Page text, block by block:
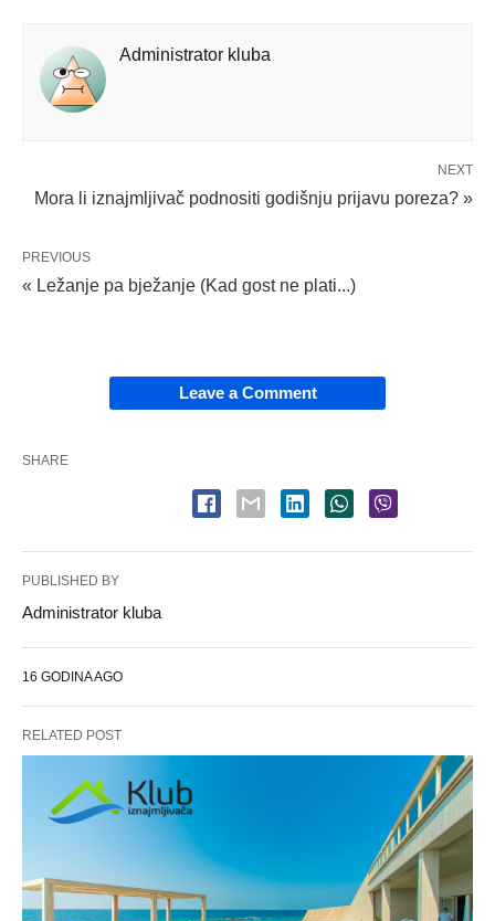
Administrator kluba
NEXT
Mora li iznajmljivač podnositi godišnju prijavu poreza? »
PREVIOUS
« Ležanje pa bježanje (Kad gost ne plati...)
Leave a Comment
SHARE
PUBLISHED BY
Administrator kluba
16 GODINA AGO
RELATED POST